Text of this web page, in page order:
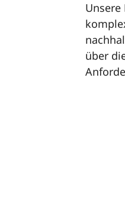
Unsere
über